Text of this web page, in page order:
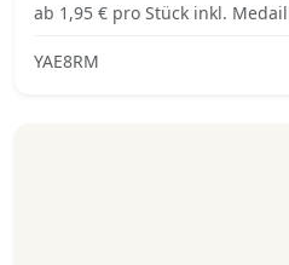
ab 1,95 € pro Stück inkl.
YAE8RM